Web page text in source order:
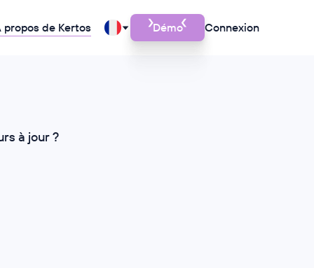
propos de Kertos Démo Connexion
à jour ?